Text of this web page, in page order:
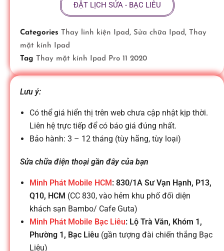
đ
i
ệ
n
t
h
o
ạ
ĐẶT LỊCH SỬA - BẠC LIÊU
Categories Thay linh kiện Ipad, Sửa chữa Ipad, Thay
mặt kính Ipad
Tag Thay mặt kính Ipad Pro 11 2020
Lưu ý:
Có thể giá hiển thị trên web chưa cập nhật kịp thời.
Liên hệ trực tiếp để có báo giá đúng nhất.
Bảo hành: 3 – 12 tháng (tùy hãng, tùy loại)
Sửa chữa điện thoại gần đây của bạn
Minh Phát Mobile HCM: 830/1A Sư Vạn Hạnh, P13,
Q10, HCM (CC 830, vào hẻm khu phố đối diện
khách sạn Bambo/ Cafe Guta)
Minh Phát Mobile Bạc Liêu: Lộ Trà Văn, Khóm 1,
Phường 1, Bạc Liêu (gần tượng đài chiến thắng Bạc
Liêu)